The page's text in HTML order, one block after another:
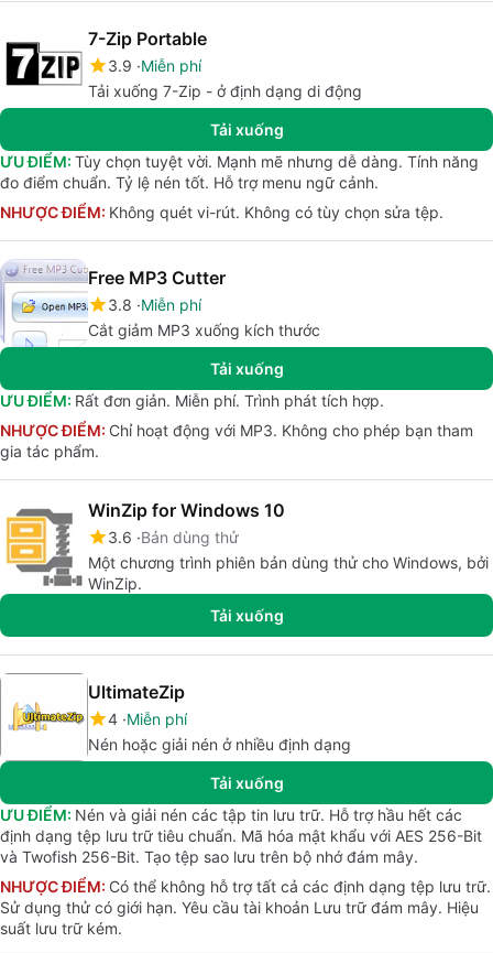
7-Zip Portable
3.9 Miễn phí
Tải xuống 7-Zip - ở định dạng di động
Tải xuống
ƯU ĐIỂM: Tùy chọn tuyệt vời. Mạnh mẽ nhưng dễ dàng. Tính năng
đo điểm chuẩn. Tỷ lệ nén tốt. Hỗ trợ menu ngữ cảnh.
NHƯỢC ĐIỂM: Không quét vi-rút. Không có tùy chọn sửa tệp.
Free MP3 Cutter
3.8 Miễn phí
Cắt giảm MP3 xuống kích thước
Tải xuống
ƯU ĐIỂM: Rất đơn giản. Miễn phí. Trình phát tích hợp.
NHƯỢC ĐIỂM: Chỉ hoạt động với MP3. Không cho phép bạn tham
gia tác phẩm.
WinZip for Windows 10
3.6 Bản dùng thử
Một chương trình phiên bản dùng thử cho Windows, bởi
WinZip.
Tải xuống
UltimateZip
4 Miễn phí
Nén hoặc giải nén ở nhiều định dạng
Tải xuống
ƯU ĐIỂM: Nén và giải nén các tập tin lưu trữ. Hỗ trợ hầu hết các
định dạng tệp lưu trữ tiêu chuẩn. Mã hóa mật khẩu với AES 256-Bit
và Twofish 256-Bit. Tạo tệp sao lưu trên bộ nhớ đám mây.
NHƯỢC ĐIỂM: Có thể không hỗ trợ tất cả các định dạng tệp lưu trữ.
Sử dụng thử có giới hạn. Yêu cầu tài khoản Lưu trữ đám mây. Hiệu
suất lưu trữ kém.